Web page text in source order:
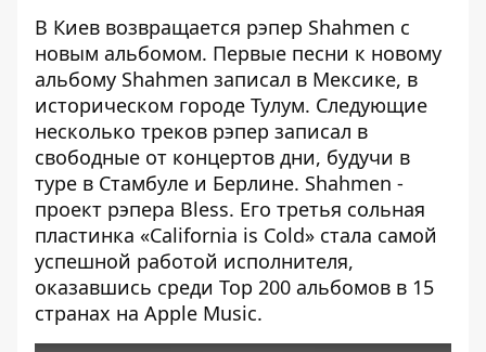
В Киев возвращается рэпер Shahmen с
новым альбомом. Первые песни к новому
альбому Shahmen записал в Мексике, в
историческом городе Тулум. Следующие
несколько треков рэпер записал в
свободные от концертов дни, будучи в
туре в Стамбуле и Берлине. Shahmen -
проект рэпера Bless. Его третья сольная
пластинка «California is Cold» стала самой
успешной работой исполнителя,
оказавшись среди Top 200 альбомов в 15
странах на Apple Music.